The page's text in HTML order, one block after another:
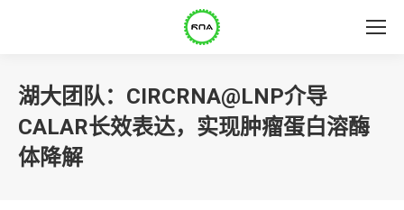
湖大团队：CIRCRNA@LNP介导
CALAR长效表达，实现肿瘤蛋白溶酶
体降解